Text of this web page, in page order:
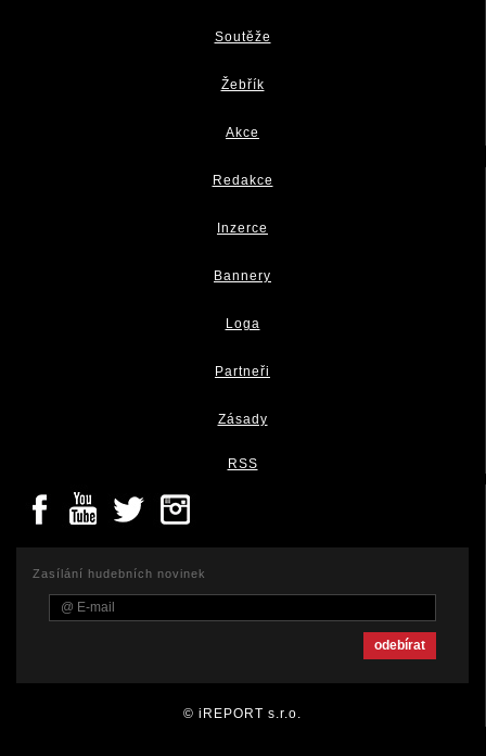
Soutěže
Žebřík
Akce
Redakce
Inzerce
Bannery
Loga
Partneři
Zásady
RSS
Zasílání hudebních novinek
© iREPORT s.r.o.